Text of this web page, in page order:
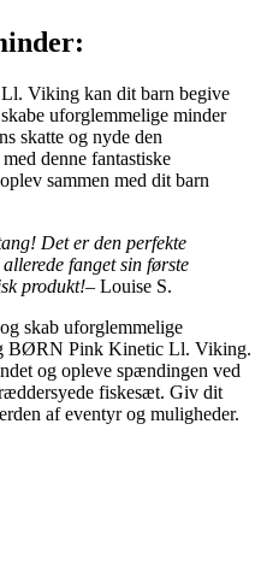
Viking kan dit barn begive
uforglemmelige minder
skatte og nyde den
denne fantastiske
sammen med dit barn
Det er den perfekte
fanget sin første
produkt!– Louise S.
skab uforglemmelige
BØRN Pink Kinetic Ll. Viking.
og opleve spændingen ved
fiskesæt. Giv dit
af eventyr og muligheder.